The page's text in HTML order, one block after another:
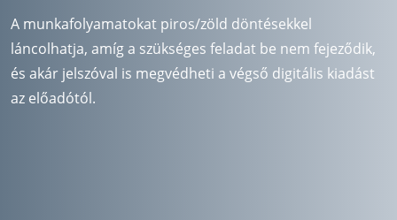
A munkafolyamatokat piros/zöld döntésekkel
láncolhatja, amíg a szükséges feladat be nem fejeződik,
és akár jelszóval is megvédheti a végső digitális kiadást
az előadótól.